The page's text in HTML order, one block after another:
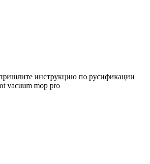
инструкцию по русификации
vacuum mop pro